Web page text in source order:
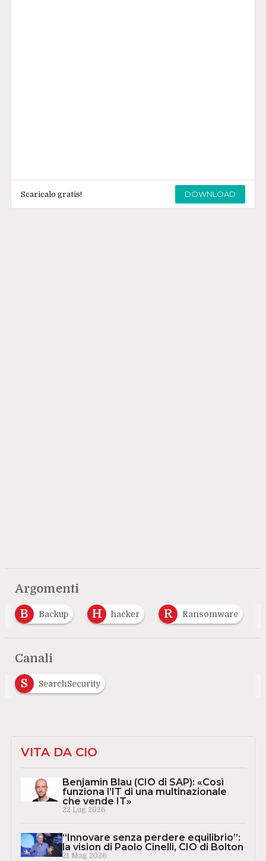
Scaricalo gratis! DOWNLOAD
Argomenti
B
Backup H hacker R Ransomware
Canali
S
SearchSecurity
VITA DA CIO
Benjamin Blau (CIO di SAP): «Così
funziona l’IT di una multinazionale
che vende IT»
22 Lug 2026
“Innovare senza perdere equilibrio”:
la vision di Paolo Cinelli, CIO di Bolton
21 Mag 2026